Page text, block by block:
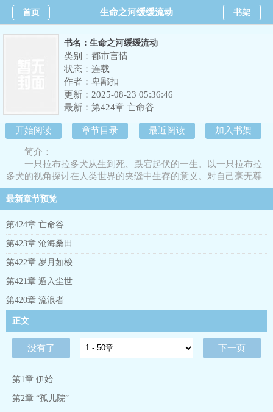
首页 生命之河缓缓流动 书架
书名：生命之河缓缓流动
类别：都市言情
状态：连载
作者： 卑鄙扣
更新：2025-08-23 05:36:46
最新： 第424章 亡命谷
开始阅读 章节目录 最近阅读 加入书架
简介：
一只拉布拉多犬从生到死、跌宕起伏的一生。以一只拉布拉
多犬的视角探讨在人类世界的夹缝中生存的意义。对自己毫无尊
严和自由的生存态度，到底应该依附人类充当“陪伴者”，还是应
该揭竿而起，用血与火书写自己反抗命运的不屈意志？
最新章节预览
第424章 亡命谷
第423章 沧海桑田
第422章 岁月如梭
第421章 遁入尘世
第420章 流浪者
正文
没有了 下一页
第1章 伊始
第2章 “孤儿院”